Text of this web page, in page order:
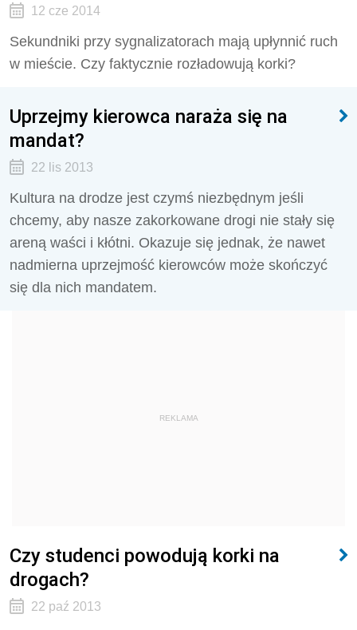
12 cze 2014
Sekundniki przy sygnalizatorach mają upłynnić ruch
w mieście. Czy faktycznie rozładowują korki?
Uprzejmy kierowca naraża się na
mandat?
22 lis 2013
Kultura na drodze jest czymś niezbędnym jeśli
chcemy, aby nasze zakorkowane drogi nie stały się
areną waści i kłótni. Okazuje się jednak, że nawet
nadmierna uprzejmość kierowców może skończyć
się dla nich mandatem.
REKLAMA
Czy studenci powodują korki na
drogach?
22 paź 2013